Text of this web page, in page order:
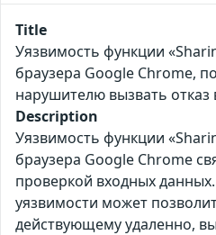
Title
Уязвимость функции
браузера Google Chrome,
нарушителю вызвать отказ
Description
Уязвимость функции
браузера Google Chrome
проверкой входных
уязвимости может
действующему удаленно,